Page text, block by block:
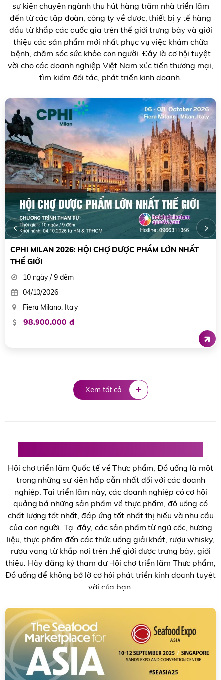
sự kiện chuyên ngành thu hút hàng trăm nhà triển lãm
đến từ các tập đoàn, công ty về dược, thiết bị y tế hàng
đầu từ khắp các quốc gia trên thế giới trưng bày và giới
thiệu các sản phẩm mới nhất phục vụ việc khám chữa
bệnh, chăm sóc sức khỏe con người. Đây là cơ hội tuyệt
vời cho các doanh nghiệp Việt Nam xúc tiến thương mại,
tìm kiếm đối tác, phát triển kinh doanh.
MEDICA DUSSELDORF 2025 HỘI CHỢ THIẾT BỊ Y TẾ
LỚN NHẤT THẾ GIỚI
10 ngày / 9 đêm
15/11/2025
Trung tâm Hội chợ Triển lãm Messe Dusseldorf, CHLB Đức
89.900.000 đ
Xem tất cả
Hội chợ triển lãm Quốc tế về Thực phẩm, Đồ uống là một
trong những sự kiện hấp dẫn nhất đối với các doanh
nghiệp. Tại triển lãm này, các doanh nghiệp có cơ hội
quảng bá những sản phẩm về thực phẩm, đồ uống có
chất lượng tốt nhất, đáp ứng tốt nhất thị hiếu và nhu cầu
của con người. Tại đây, các sản phẩm từ ngũ cốc, hương
liệu, thực phẩm đến các thức uống giải khát, rượu whisky,
rượu vang từ khắp nơi trên thế giới được trưng bày, giới
thiệu. Hãy đăng ký tham dự Hội chợ triển lãm Thực phẩm,
Đồ uống để không bở lỡ cơ hội phát triển kinh doanh tuyệt
vời của bạn.